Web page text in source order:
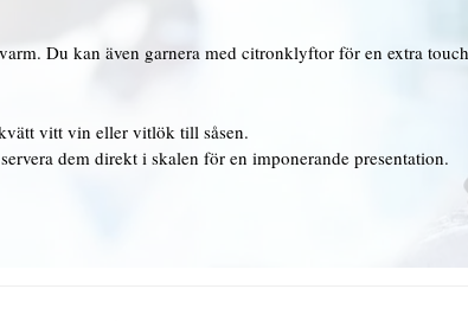
Du kan även garnera med citronklyftor för en extra
vitt vin eller vitlök till såsen.
dem direkt i skalen för en imponerande presentation.